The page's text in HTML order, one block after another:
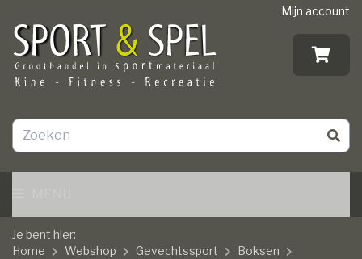
Mijn account
Je bent hier:
Home
Webshop Gevechtssport
Boksen